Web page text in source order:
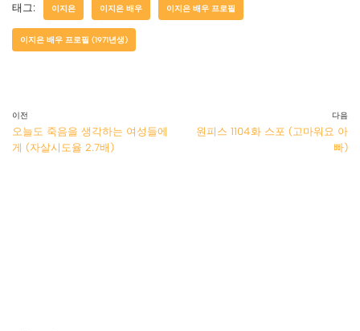
태그: 이지은 이지은 배우 이지은 배우 프로필
이지은 배우 프로필 (1971년생)
이전
오늘도 죽음을 생각하는 여성들에
게 (자살시도율 2.7배)
다음
원피스 1104화 스포 (고마워요 아
빠)